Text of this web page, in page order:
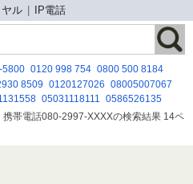
ル IP電話
5800 0120 998 754 0800 500 8184
8509 0120127026 08005007067
05031118111 0586526135
08080479716 05052921984
携帯電話080-2997-XXXXの検索結果 14ペ